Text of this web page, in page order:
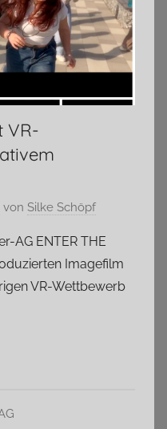
VR-
von Silke Schöpf
AG ENTER THE
Imagefilm
VR-Wettbewerb